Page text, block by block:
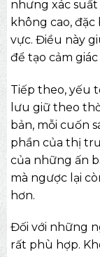
nhưng xác
không cao,
vực. Điều này
để tạo cảm
Tiếp theo, yếu
lưu giữ theo
bản, mỗi cuốn
phần của thị
của những ấn
mà ngược lại
hơn.
Đối với những
rất phù hợp.